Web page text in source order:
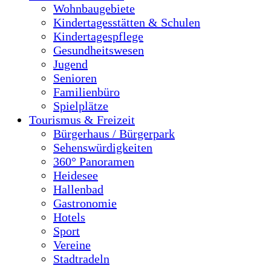
Wohnbaugebiete
Kindertagesstätten & Schulen
Kindertagespflege
Gesundheitswesen
Jugend
Senioren
Familienbüro
Spielplätze
Tourismus & Freizeit
Bürgerhaus / Bürgerpark
Sehenswürdigkeiten
360° Panoramen
Heidesee
Hallenbad
Gastronomie
Hotels
Sport
Vereine
Stadtradeln